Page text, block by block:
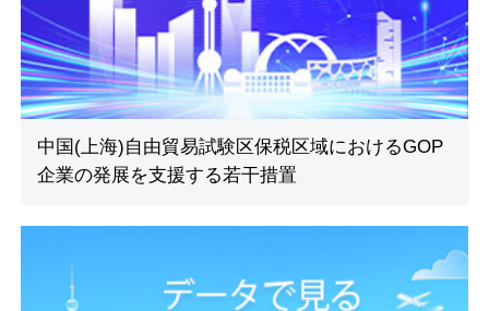
中国(上海)自由貿易試験区保税区域におけるGOP
企業の発展を支援する若干措置